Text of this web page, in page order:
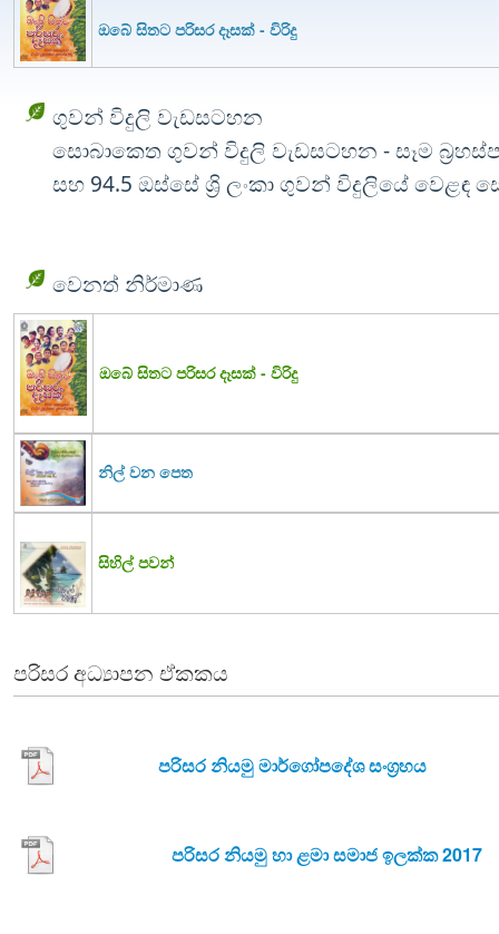
ඔබේ සිතට පරිසර දෑසක් - විරිදු
ගුවන් විදුලි වැඩසටහන
සොබාකෙත ගුවන් විදුලි වැඩසටහන - සෑම
සහ 94.5 ඔස්සේ ශ්‍රි ලංකා ගුවන් විදුලියේ වෙළඳ
වෙනත් නිර්මාණ
ඔබේ සිතට පරිසර දෑසක් - විරිදු
නිල් වන පෙත
සිහිල් පවන්
පරිසර අධ්‍යාපන ඒකකය
පරිසර නියමු මාර්ගෝපදේශ සංග්‍රහය
පරිසර නියමු හා ළමා සමාජ ඉලක්ක 2017